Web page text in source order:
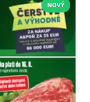
NOVÝ